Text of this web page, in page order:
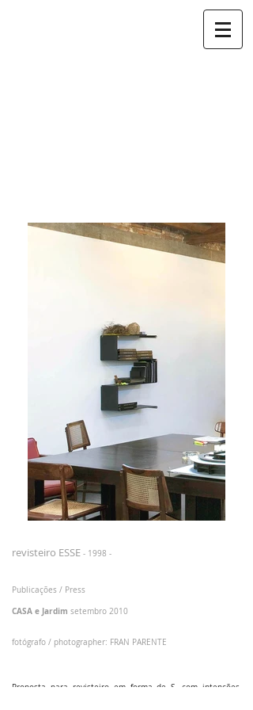
revisteiro ESSE - 1998 -
Publicações / Press
CASA e Jardim setembro 2010
fotógrafo / photographer: FRAN PARENTE
Proposta para revisteiro em forma de S. com intenções